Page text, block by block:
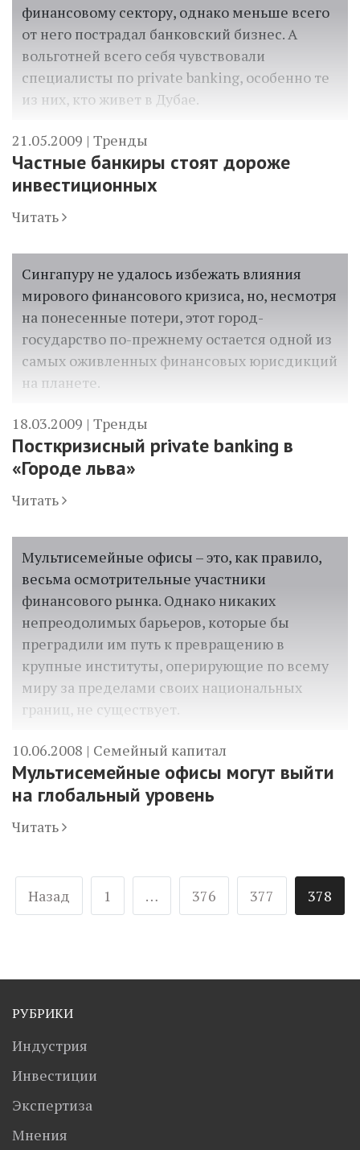
финансовому сектору, однако меньше всего
от него пострадал банковский бизнес. А
вольготней всего себя чувствовали
специалисты по private banking, особенно те
из них, кто живет в Дубае.
21.05.2009 | Тренды
Частные банкиры стоят дороже
инвестиционных
Читать
Сингапуру не удалось избежать влияния
мирового финансового кризиса, но, несмотря
на понесенные потери, этот город-
государство по-прежнему остается одной из
самых оживленных финансовых юрисдикций
на планете.
18.03.2009 | Тренды
Посткризисный private banking в
«Городе льва»
Читать
Мультисемейные офисы – это, как правило,
весьма осмотрительные участники
финансового рынка. Однако никаких
непреодолимых барьеров, которые бы
преградили им путь к превращению в
крупные институты, оперирующие по всему
миру за пределами своих национальных
границ, не существует.
10.06.2008 | Семейный капитал
Мультисемейные офисы могут выйти
на глобальный уровень
Читать
Пагинация
записей
Назад 1 … 376 377 378
РУБРИКИ
Индустрия
Инвестиции
Экспертиза
Мнения